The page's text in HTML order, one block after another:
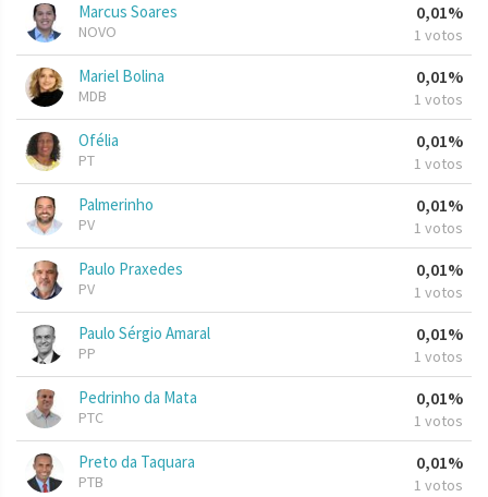
Marcus Soares
NOVO
0,01%
1 votos
Mariel Bolina
MDB
0,01%
1 votos
Ofélia
PT
0,01%
1 votos
Palmerinho
PV
0,01%
1 votos
Paulo Praxedes
PV
0,01%
1 votos
Paulo Sérgio Amaral
PP
0,01%
1 votos
Pedrinho da Mata
PTC
0,01%
1 votos
Preto da Taquara
PTB
0,01%
1 votos